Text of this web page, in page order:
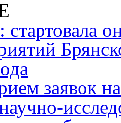
заявок